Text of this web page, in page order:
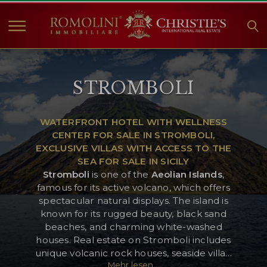
HOME
IMMOBILIEN ZUM
VERKAUF
ANGEBOTE
UNTERNEHMEN
CHRISTIE'S
KONTAKT
Currency:
$ £
Sprache:
STROMBOLI
WATERFRONT HOTEL WITH WELLNESS
CENTER FOR SALE IN STROMBOLI,
EXCLUSIVE VILLAS WITH ACCESS TO THE
SEA FOR SALE IN SICILY
Stromboli is one of the Aeolian Islands,
famous for its active volcano, which offers
spectacular natural displays. The island is
known for its rugged beauty, black sand
beaches, and charming white-washed
houses. Real estate on Stromboli includes
unique volcanic rock houses, seaside villas,
Mehr lesen...